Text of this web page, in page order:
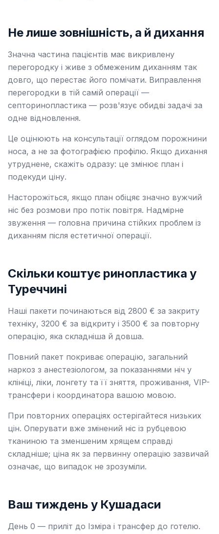
Не лише зовнішність, а й дихання
Значна частина пацієнтів має викривлену
перегородку і живе з обмеженим диханням так
довго, що перестає його помічати. Виправлення
перегородки в тій самій операції —
септоринопластика — розв'язує обидві задачі за
одне відновлення.
Це оцінюють на консультації оглядом порожнини
носа, а не за фотографією профілю. Якщо дихання
утруднене, скажіть одразу: це змінює план і
подекуди ціну.
Насторожіться, якщо план обіцяє значно вужчий
ніс без розмови про потік повітря. Надмірне
звуження — головна причина стійких проблем із
диханням після естетичної операції.
Скільки коштує ринопластика у
Туреччині
Наші пакети починаються від 2800 € за закриту
техніку, 3200 € за відкриту і 3500 € за повторну
операцію, яка складніша й довша.
Повний пакет покриває операцію, загальний
наркоз з анестезіологом, за показаннями ніч у
клініці, ліки, лонгету та її зняття, проживання, VIP-
трансфери і координатора вашою мовою.
При повторних операціях остерігайтеся низьких
цін. Оперувати вже змінений ніс із рубцевою
тканиною та зменшеним хрящем справді
складніше; ціна як за первинну операцію зазвичай
означає, що випадок не зрозуміли.
Ваш тиждень у Кушадаси
День 0 — приліт до Ізміра і трансфер до готелю.